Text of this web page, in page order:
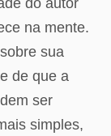
do autor
na mente.
sua
de que a
ser
simples,